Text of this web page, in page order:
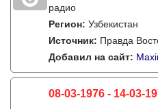
радио
Регион: Узбекистан
Источник: Правда
Добавил на сайт:
08-03-1976 - 14-03-